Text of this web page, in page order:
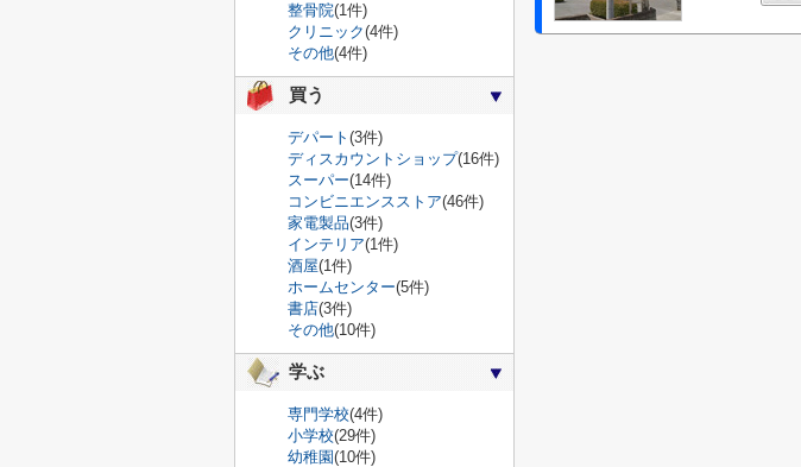
整骨院(1件)
クリニック(4件)
その他(4件)
買う
デパート (3件)
ディスカウントショップ(16件)
スーパー(14件)
コンビニエンスストア(46件)
家電製品(3件)
インテリア(1件)
酒屋(1件)
ホームセンター(5件)
書店(3件)
その他(10件)
学ぶ
専門学校(4件)
小学校(29件)
幼稚園(10件)